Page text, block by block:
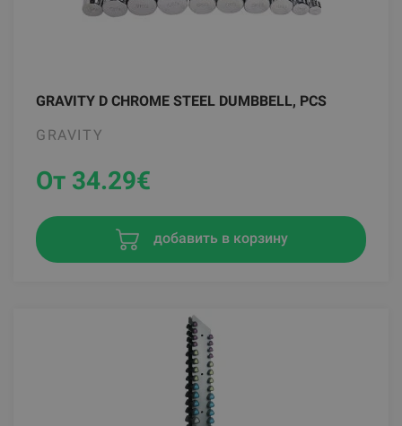
GRAVITY D CHROME STEEL DUMBBELL, PCS
GRAVITY
От 34.29€
добавить в корзину